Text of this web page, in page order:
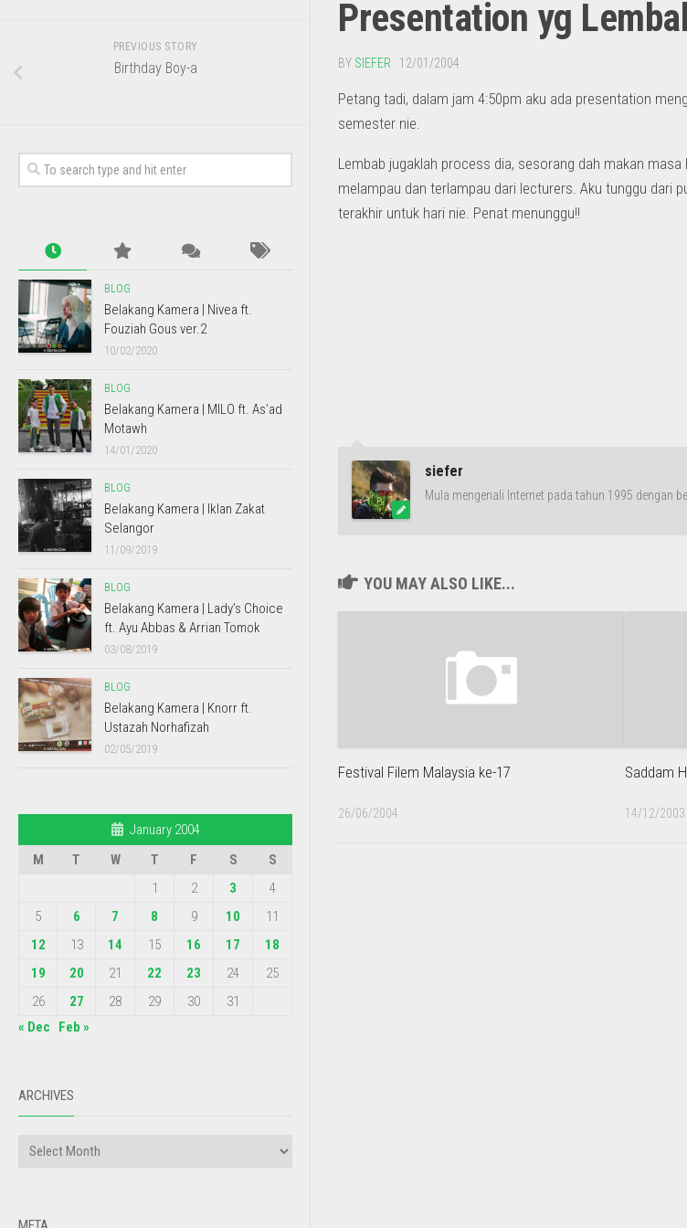
Presentation yg
BY SIEFER · 12/01/2004
Petang tadi, dalam jam 4:50pm aku ada presentation
semester nie.
Lembab jugaklah process dia, sesorang dah makan
melampau dan terlampau dari lecturers. Aku tunggu dari
terakhir untuk hari nie. Penat menunggu!!
siefer
Mula mengenali Internet pada tahun 1995 dengan
YOU MAY ALSO LIKE...
Festival Filem Malaysia ke-17
26/06/2004
Saddam
14/12/2003
PREVIOUS STORY
Birthday Boy-a
BLOG
Belakang Kamera | Nivea ft.
Fouziah Gous ver.2
10/02/2020
BLOG
Belakang Kamera | MILO ft. As’ad
Motawh
14/01/2020
BLOG
Belakang Kamera | Iklan Zakat
Selangor
11/09/2019
BLOG
Belakang Kamera | Lady’s Choice
ft. Ayu Abbas & Arrian Tomok
03/08/2019
BLOG
Belakang Kamera | Knorr ft.
Ustazah Norhafizah
02/05/2019
January 2004
M
T W T F S
S
1
2 3
4
5
6 7 8 9 10
11
12
13 14 15 16 17
18
19
20 21 22 23 24
25
26
27 28 29 30
31
« Dec
Feb »
ARCHIVES